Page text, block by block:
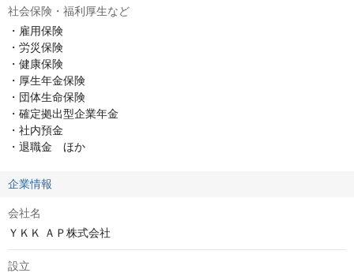
社会保険・福利厚生など
・雇用保険
・労災保険
・健康保険
・厚生年金保険
・団体生命保険
・確定拠出型企業年金
・社内預金
・退職金　ほか
企業情報
会社名
ＹＫＫ ＡＰ株式会社
設立